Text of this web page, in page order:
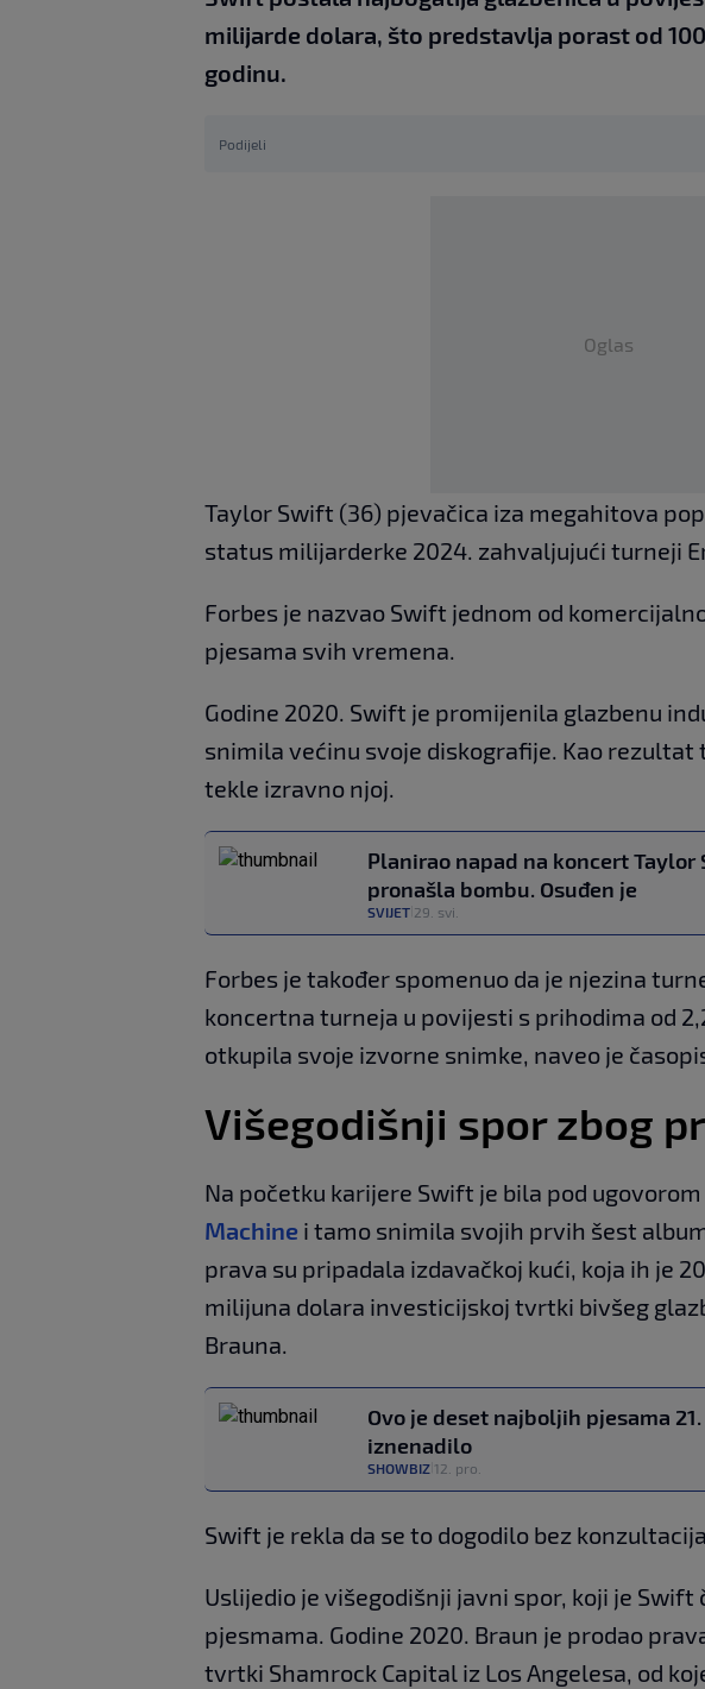
milijarde dolara, što predstavlja porast od
godinu.
Podijeli
Oglas
Taylor Swift (36) pjevačica iza megahitova
status milijarderke 2024. zahvaljujući turneji
Forbes je nazvao Swift jednom od
pjesama svih vremena.
Godine 2020. Swift je promijenila glazbenu
snimila većinu svoje diskografije. Kao rezultat
tekle izravno njoj.
Planirao napad na koncert
pronašla bombu. Osuđen je
SVIJET 29. svi.
Forbes je također spomenuo da je njezina
koncertna turneja u povijesti s prihodima od
otkupila svoje izvorne snimke, naveo je
Višegodišnji spor zbog
Na početku karijere Swift je bila pod ugovorom
Machine i tamo snimila svojih prvih šest
prava su pripadala izdavačkoj kući, koja ih je
milijuna dolara investicijskoj tvrtki bivšeg
Brauna.
Ovo je deset najboljih pjesama
iznenadilo
SHOWBIZ 12. pro.
Swift je rekla da se to dogodilo bez
Uslijedio je višegodišnji javni spor, koji je
pjesmama. Godine 2020. Braun je prodao
tvrtki Shamrock Capital iz Los Angelesa, od